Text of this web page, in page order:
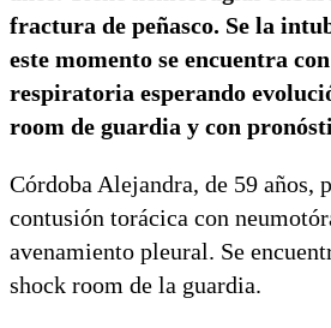
fractura de peñasco. Se la
este momento se encuentra
respiratoria esperando
room de guardia y con
Córdoba Alejandra, de 59 años,
contusión torácica con
avenamiento pleural. Se
shock room de la guardia.